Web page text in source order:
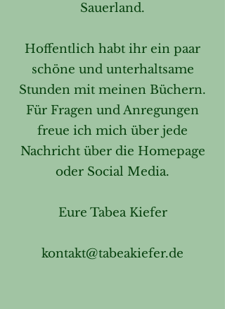
Sauerland.
Hoffentlich habt ihr ein paar
schöne und unterhaltsame
Stunden mit meinen Büchern.
Für Fragen und Anregungen
freue ich mich über jede
Nachricht über die Homepage
oder Social Media.
Eure Tabea Kiefer
kontakt@tabeakiefer.de